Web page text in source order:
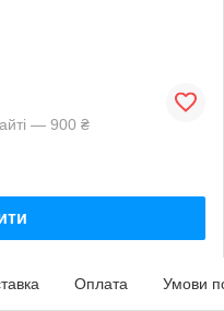
— 900 ₴
Оплата Умови